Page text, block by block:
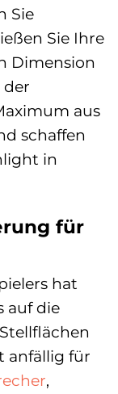
Sie
Sie Ihre
Dimension
der
aus
schaffen
in
für
hat
auf die
anfällig für
,